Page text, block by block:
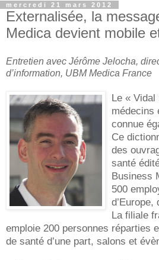
mercredi 21 mars 2012
Externalisée, la
Medica devient mobile
Entretien avec Jérôme Jelocha,
d’information, UBM Medica France
Le «
médecins
connue
Ce
des
santé
Business
500
d’Europe,
La filiale
emploie 200 personnes réparties
de santé d’une part, salons et